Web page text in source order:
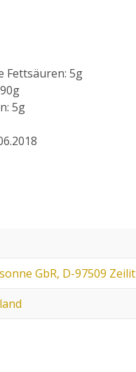
Fettsäuren: 5g
5g
GbR, D-97509